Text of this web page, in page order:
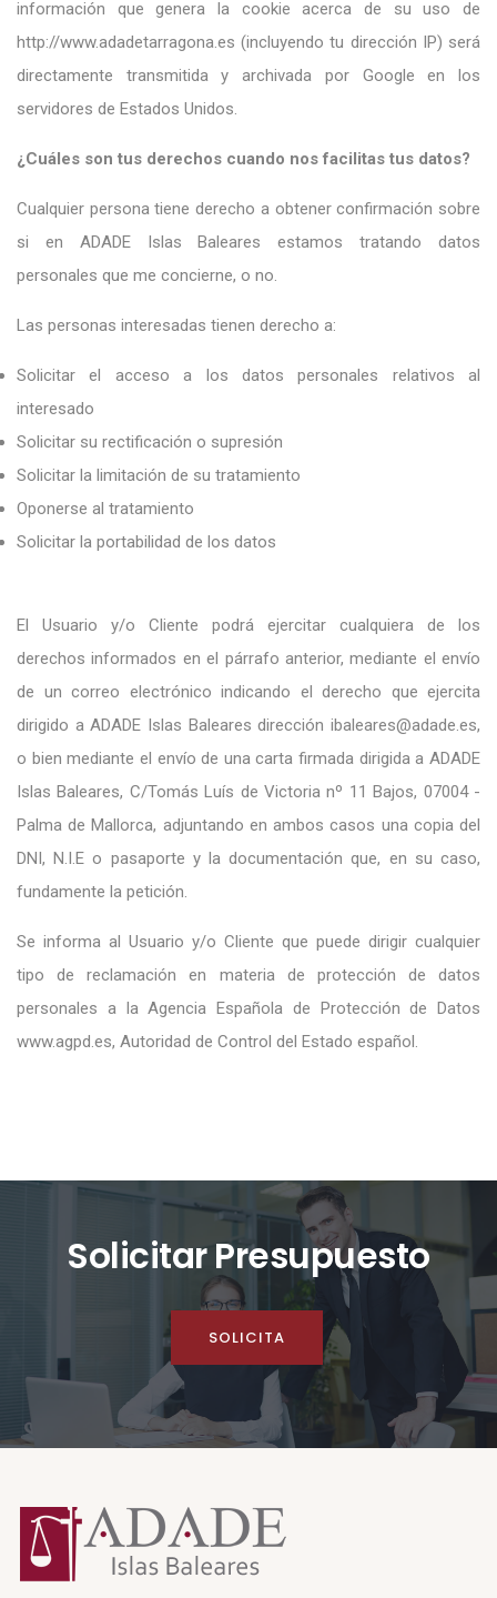
información que genera la cookie acerca de su uso de
http://www.adadetarragona.es (incluyendo tu dirección IP) será
directamente transmitida y archivada por Google en los
servidores de Estados Unidos.
¿Cuáles son tus derechos cuando nos facilitas tus datos?
Cualquier persona tiene derecho a obtener confirmación sobre
si en ADADE Islas Baleares estamos tratando datos
personales que me concierne, o no.
Las personas interesadas tienen derecho a:
Solicitar el acceso a los datos personales relativos al
interesado
Solicitar su rectificación o supresión
Solicitar la limitación de su tratamiento
Oponerse al tratamiento
Solicitar la portabilidad de los datos
El Usuario y/o Cliente podrá ejercitar cualquiera de los
derechos informados en el párrafo anterior, mediante el envío
de un correo electrónico indicando el derecho que ejercita
dirigido a ADADE Islas Baleares dirección ibaleares@adade.es,
o bien mediante el envío de una carta firmada dirigida a ADADE
Islas Baleares, C/Tomás Luís de Victoria nº 11 Bajos, 07004 -
Palma de Mallorca, adjuntando en ambos casos una copia del
DNI, N.I.E o pasaporte y la documentación que, en su caso,
fundamente la petición.
Se informa al Usuario y/o Cliente que puede dirigir cualquier
tipo de reclamación en materia de protección de datos
personales a la Agencia Española de Protección de Datos
www.agpd.es, Autoridad de Control del Estado español.
Solicitar Presupuesto
SOLICITA